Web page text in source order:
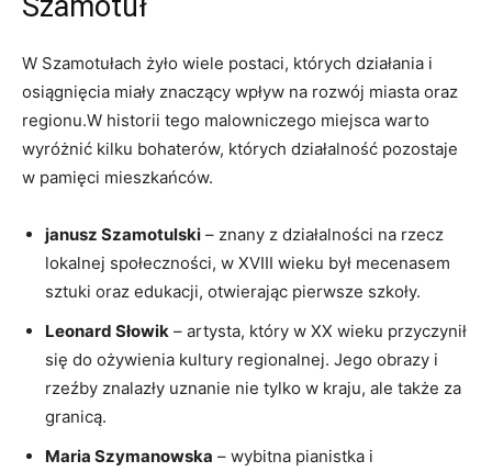
W Szamotułach żyło wiele postaci, których działania i
osiągnięcia miały znaczący wpływ na rozwój miasta oraz
regionu.W historii tego malowniczego miejsca warto
wyróżnić kilku bohaterów, których działalność pozostaje
w pamięci mieszkańców.
janusz Szamotulski – znany z działalności na rzecz
lokalnej społeczności, w XVIII wieku był mecenasem
sztuki oraz edukacji, otwierając pierwsze szkoły.
Leonard Słowik – artysta, który w XX wieku przyczynił
się do ożywienia kultury regionalnej. Jego obrazy i
rzeźby znalazły uznanie nie tylko w kraju, ale także za
granicą.
Maria Szymanowska – wybitna pianistka i